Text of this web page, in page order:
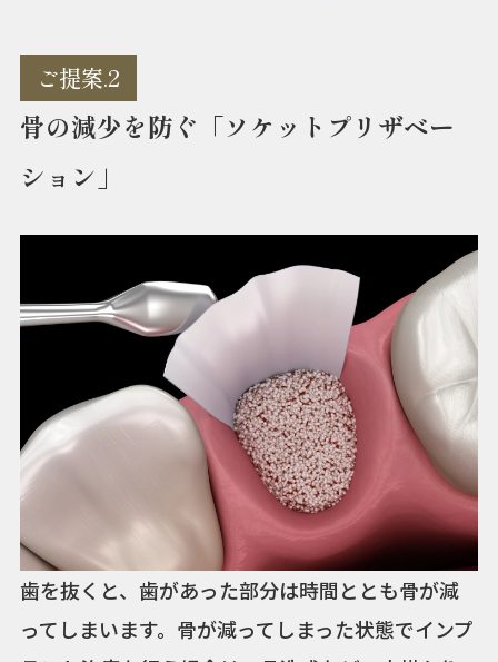
ご提案.2
骨の減少を防ぐ「ソケットプリザベー
ション」
歯を抜くと、歯があった部分は時間ととも骨が減
ってしまいます。骨が減ってしまった状態でインプ